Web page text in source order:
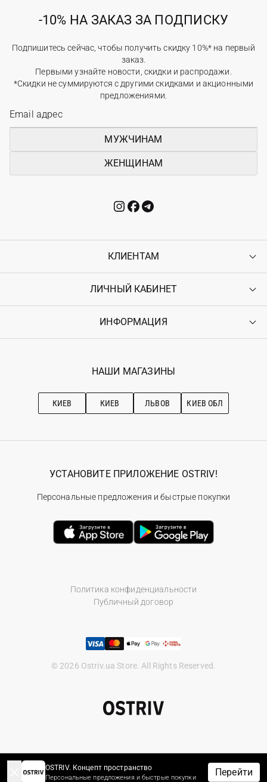
-10% НА ЗАКАЗ ЗА ПОДПИСКУ
Подпишитесь сейчас, чтобы получить скидку 10%* на первый
заказ.
Первыми узнайте новости, скидки и распродажи.
*Скидки не суммируются с другими скидками и акционными
предложениями.
МУЖЧИНАМ
ЖЕНЩИНАМ
КЛИЕНТАМ
Контакты
Возврат
Гарантия
ЛИЧНЫЙ КАБИНЕТ
Войти
Ostriv Club+
ИНФОРМАЦИЯ
Наши магазини
Рекомендации по уходу
НАШИ МАГАЗИНЫ
КИЕВ КИЕВ ЛЬВОВ КИЕВ ОБЛ
Политика конфиденциальности
Публичный договор
© 2026 Ostriv.ua Store. All Rights Reserved.
УСТАНОВИТЕ ПРИЛОЖЕНИЕ OSTRIV!
Персональные предложения и быстрые покупки
OSTRIV. Концепт пространство
Персональные предложения и быстрые покупки Перейти